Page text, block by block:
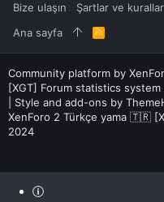
Bize ulaşın
Şartlar ve kurallar
Ana sayfa
R
S
S
Community platform by
[XGT] Forum statistics system
Style and add-ons by
XenForo 2 Türkçe yama 🇹🇷
2024